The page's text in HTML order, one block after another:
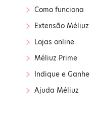
› Como funciona
› Extensão Méliuz
› Lojas online
› Méliuz Prime
› Indique e Ganhe
› Ajuda Méliuz